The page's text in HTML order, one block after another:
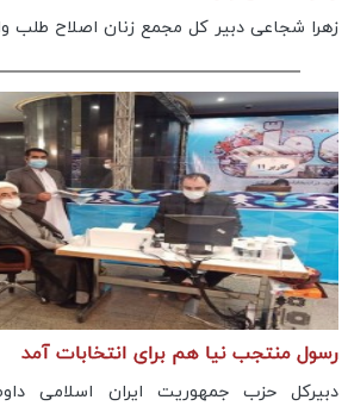
زهرا شجاعی دبیر کل مجمع زنان اصلاح طلب
رسول منتجب نیا هم برای انتخابات آمد
دبیرکل حزب جمهوریت ایران اسلامی